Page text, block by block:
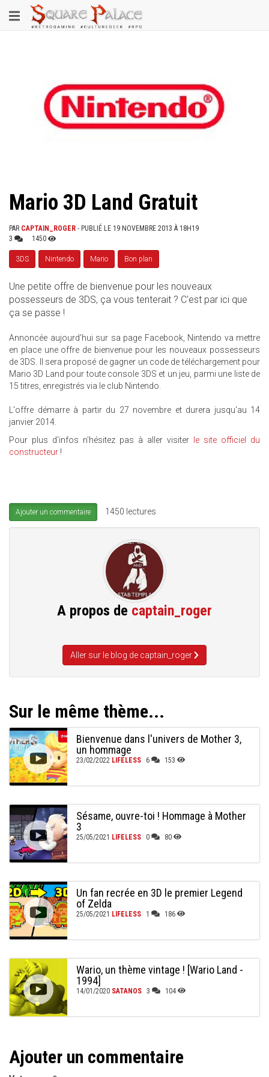
au
contenu
Toggle
navigation
Mario 3D Land Gratuit
PAR CAPTAIN_ROGER - PUBLIÉ LE 19 NOVEMBRE 2013 À 18H19
3
1450
3DS Nintendo Mario Bon plan
Une petite offre de bienvenue pour les nouveaux
possesseurs de 3DS, ça vous tenterait ? C'est par ici que
ça se passe !
Annoncée aujourd'hui sur sa page Facebook, Nintendo va mettre
en place une offre de bienvenue pour les nouveaux possesseurs
de 3DS. Il sera proposé de gagner un code de téléchargement pour
Mario 3D Land pour toute console 3DS et un jeu, parmi une liste de
15 titres, enregistrés via le club Nintendo.
L'offre démarre à partir du 27 novembre et durera jusqu'au 14
janvier 2014.
Pour plus d'infos n'hésitez pas à aller visiter
le site officiel du
constructeur !
Ajouter un commentaire 1450 lectures
A propos de captain_roger
Aller sur le blog de captain_roger
Sur le même thème...
Bienvenue dans l'univers de Mother 3,
un hommage
23/02/2022 LIFELESS 6 153
Sésame, ouvre-toi ! Hommage à Mother
3
25/05/2021 LIFELESS 0 80
Un fan recrée en 3D le premier Legend
of Zelda
25/05/2021 LIFELESS 1 186
Wario, un thème vintage ! [Wario Land -
1994]
14/01/2020 SATANOS 3 104
Ajouter un commentaire